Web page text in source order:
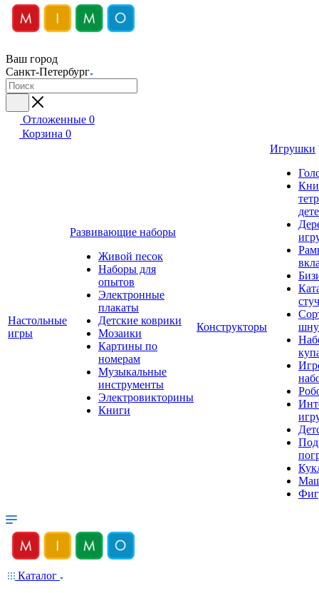
Ваш город
Санкт-Петербург
Отложенные 0
Корзина 0
Настольные
игры
Развивающие наборы
Живой песок
Наборы для
опытов
Электронные
плакаты
Детские коврики
Мозаики
Картины по
номерам
Музыкальные
инструменты
Электровикторины
Книги
Конструкторы
Игрушки
Каталог